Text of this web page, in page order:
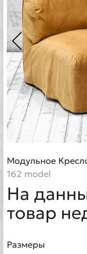
Модульное
162 model
На
товар
Размеры